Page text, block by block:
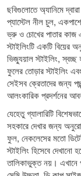
ছবিগুলোতে অ্যানিমে
প্যাস্টেল নীল চুল,
ভ্রু ও চোখের পাতার কাজ
স্টাইলিংটি একটি বিয়ের
ভিজ্যুয়াল স্টাইলিং,
ফুলের তোড়ার স্টাইলিং
সেইসব ক্রেতাদের জন্য
আলংকারিক প্রদর্শনের
যেহেতু গ্যালারিটি
সহকারে দেখার জন্য
ফুল, নেকলেসের মতো
স্টাইলিং হিসেবে
তালিকাভুক্ত নয়।